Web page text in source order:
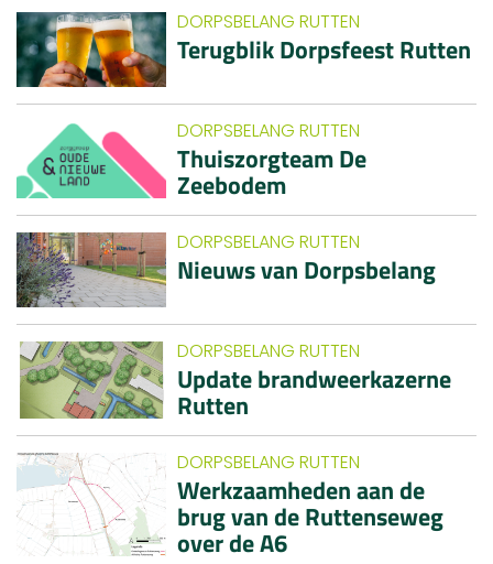
DORPSBELANG RUTTEN
Terugblik Dorpsfeest Rutten
DORPSBELANG RUTTEN
Thuiszorgteam De
Zeebodem
DORPSBELANG RUTTEN
Nieuws van Dorpsbelang
DORPSBELANG RUTTEN
Update brandweerkazerne
Rutten
DORPSBELANG RUTTEN
Werkzaamheden aan de
brug van de Ruttenseweg
over de A6